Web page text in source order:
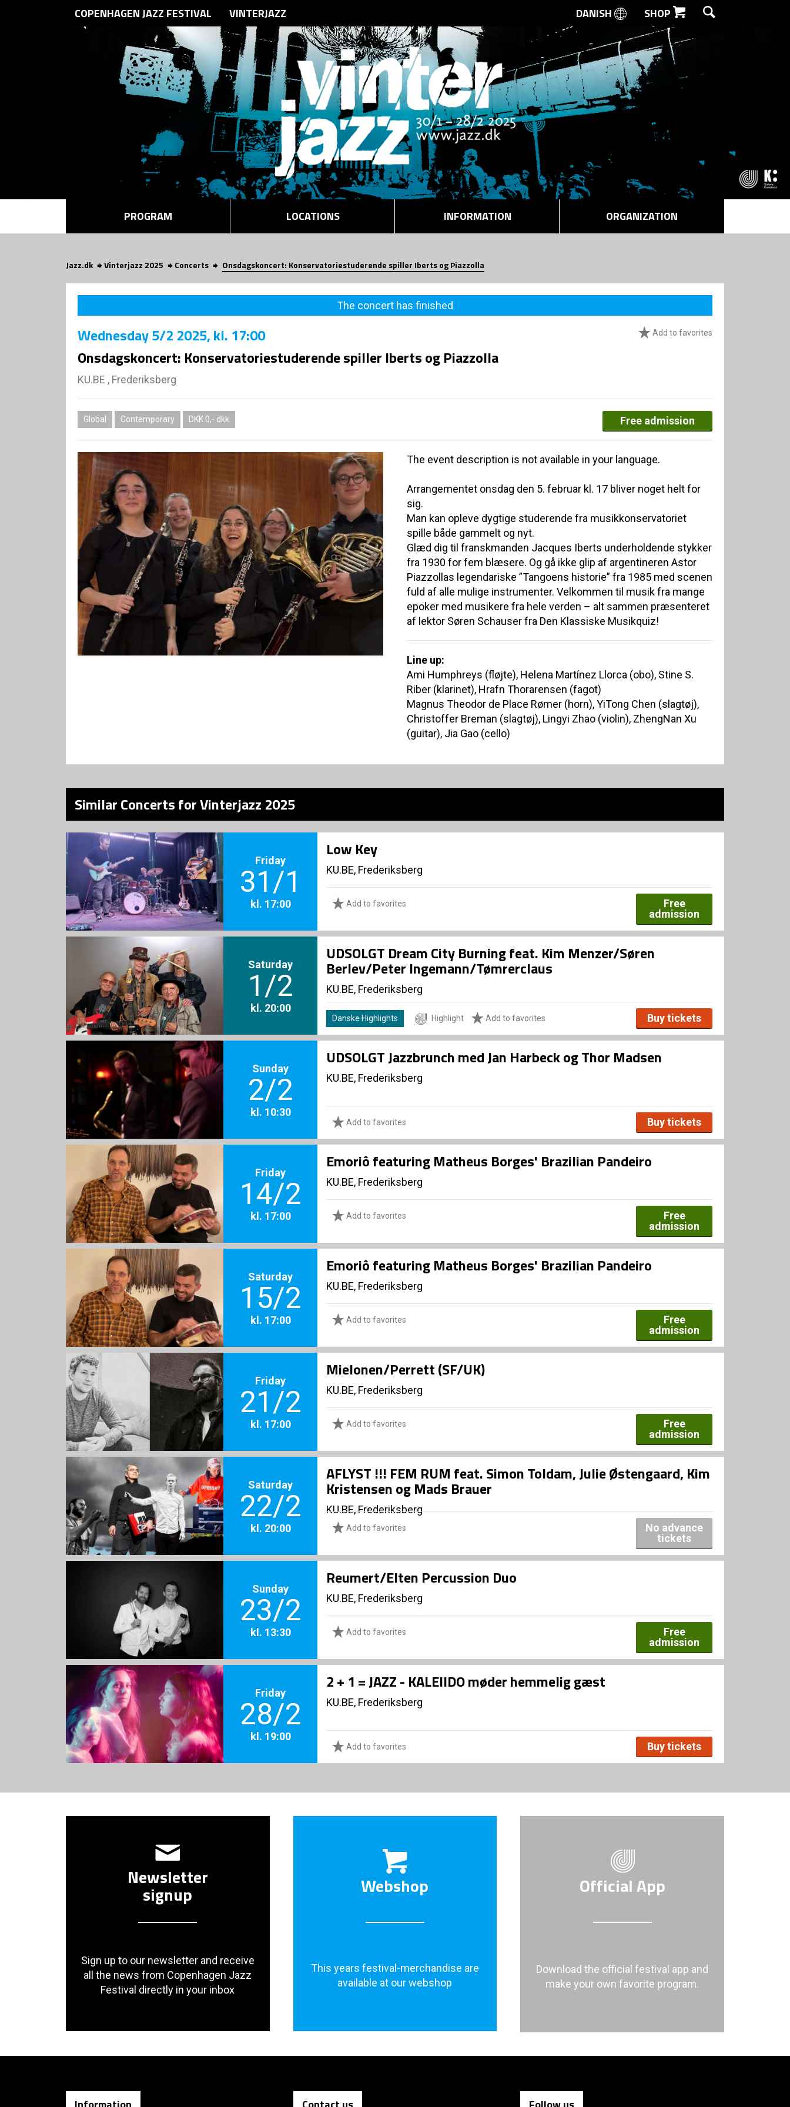
SEARCH
COPENHAGEN JAZZ FESTIVAL VINTERJAZZ DANISH SHOP
PROGRAM LOCATIONS INFORMATION ORGANIZATION
Jazz.dk Vinterjazz 2025 Concerts Onsdagskoncert: Konservatoriestuderende spiller Iberts og Piazzolla
The concert has finished
Add to favorites
Wednesday5/2 2025, kl. 17:00
Onsdagskoncert: Konservatoriestuderende spiller Iberts og Piazzolla
KU.BE , Frederiksberg
Global Contemporary DKK 0,- dkk Free admission
The event description is not available in your language.
Arrangementet onsdag den 5. februar kl. 17 bliver noget helt for
sig.
Man kan opleve dygtige studerende fra musikkonservatoriet
spille både gammelt og nyt.
Glæd dig til franskmanden Jacques Iberts underholdende stykker
fra 1930 for fem blæsere. Og gå ikke glip af argentineren Astor
Piazzollas legendariske ”Tangoens historie” fra 1985 med scenen
fuld af alle mulige instrumenter. Velkommen til musik fra mange
epoker med musikere fra hele verden – alt sammen præsenteret
af lektor Søren Schauser fra Den Klassiske Musikquiz!
Line up:
Ami Humphreys (fløjte), Helena Martínez Llorca (obo), Stine S.
Riber (klarinet), Hrafn Thorarensen (fagot)
Magnus Theodor de Place Rømer (horn), YiTong Chen (slagtøj),
Christoffer Breman (slagtøj), Lingyi Zhao (violin), ZhengNan Xu
(guitar), Jia Gao (cello)
Similar Concerts for Vinterjazz 2025
Friday
31/1
kl. 17:00
Low Key
KU.BE, Frederiksberg
Add to favorites
Free
admission
Saturday
1/2
kl. 20:00
UDSOLGT Dream City Burning feat. Kim Menzer/Søren
Berlev/Peter Ingemann/Tømrerclaus
KU.BE, Frederiksberg
Danske Highlights Highlight Add to favorites Buy tickets
Sunday
2/2
kl. 10:30
UDSOLGT Jazzbrunch med Jan Harbeck og Thor Madsen
KU.BE, Frederiksberg
Add to favorites Buy tickets
Friday
14/2
kl. 17:00
Emoriô featuring Matheus Borges' Brazilian Pandeiro
KU.BE, Frederiksberg
Add to favorites
Free
admission
Saturday
15/2
kl. 17:00
Emoriô featuring Matheus Borges' Brazilian Pandeiro
KU.BE, Frederiksberg
Add to favorites
Free
admission
Friday
21/2
kl. 17:00
Mielonen/Perrett (SF/UK)
KU.BE, Frederiksberg
Add to favorites
Free
admission
Saturday
22/2
kl. 20:00
AFLYST !!! FEM RUM feat. Simon Toldam, Julie Østengaard, Kim
Kristensen og Mads Brauer
KU.BE, Frederiksberg
Add to favorites
No advance
tickets
Sunday
23/2
kl. 13:30
Reumert/Elten Percussion Duo
KU.BE, Frederiksberg
Add to favorites
Free
admission
Friday
28/2
kl. 19:00
2 + 1 = JAZZ - KALEIIDO møder hemmelig gæst
KU.BE, Frederiksberg
Add to favorites Buy tickets
Newsletter
signup
Sign up to our newsletter and receive
all the news from Copenhagen Jazz
Festival directly in your inbox
Webshop
This years festival-merchandise are
available at our webshop
Official App
Download the official festival app and
make your own favorite program.